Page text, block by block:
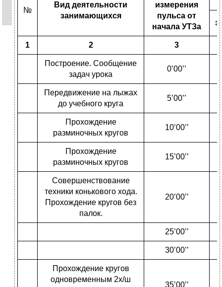
№
Вид деятельности
занимающихся
измерения
пульса от
начала УТЗа
1 2 3
Построение. Сообщение
задач урока
0’00’’
Передвижение на лыжах
до учебного круга
5’00’’
Прохождение
разминочных кругов
10’00’’
Прохождение
разминочных кругов
15’00’’
Совершенствование
техники конькового хода.
Прохождение кругов без
палок.
20’00’’
25’00’’
30’00’’
Прохождение кругов
одновременным 2х/ш
35’00’’